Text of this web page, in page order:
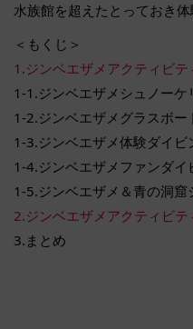
水族館を超えたとっておき体
＜もくじ＞
1.ジンベエザメアクティビテ
1-1.ジンベエザメシュノーケ
1-2.ジンベエザメグラスボー
1-3.ジンベエザメ体験ダイビ
1-4.ジンベエザメファンダイ
1-5.ジンベエザメ＆青の洞窟
2.ジンベエザメアクティビ
3.まとめ